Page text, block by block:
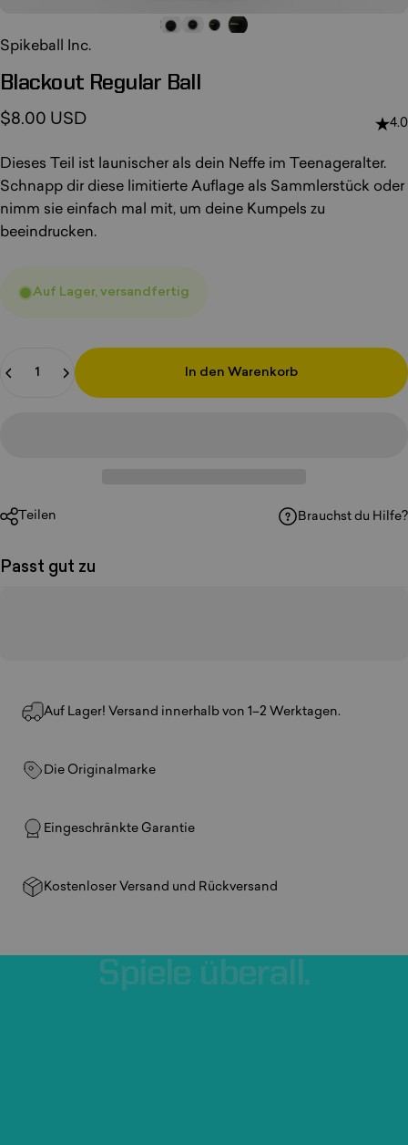
Spikeball Inc.
Blackout Regular Ball
$8.00 USD 4.0
Dieses Teil ist launischer als dein Neffe im Teenageralter.
Schnapp dir diese limitierte Auflage als Sammlerstück oder
nimm sie einfach mal mit, um deine Kumpels zu
beeindrucken.
Auf Lager, versandfertig
In den Warenkorb
Teilen Brauchst du Hilfe?
Passt gut zu
Auf Lager! Versand innerhalb von 1–2 Werktagen.
Die Originalmarke
Eingeschränkte Garantie
Kostenloser Versand und Rückversand
Spiele überall.